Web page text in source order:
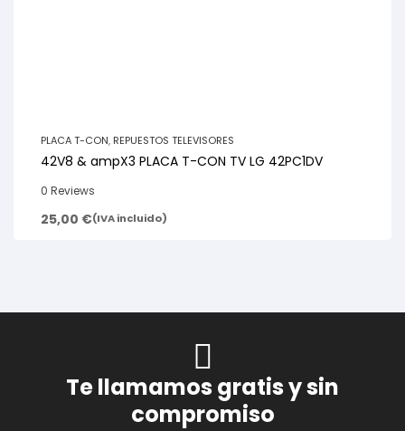
PLACA T-CON, REPUESTOS TELEVISORES
42V8 & ampX3 PLACA T-CON TV LG 42PC1DV
0 Reviews
25,00 €(IVA incluido)
Te llamamos gratis y sin
compromiso